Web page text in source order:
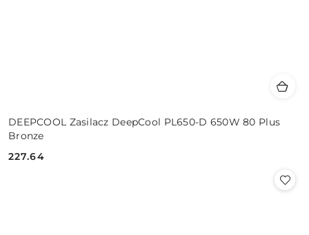
DEEPCOOL Zasilacz DeepCool PL650-D 650W 80 Plus
Bronze
Cena:
227.64